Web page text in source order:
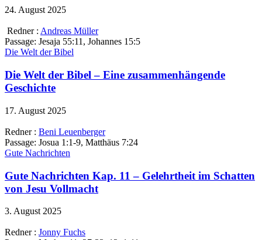
24. August 2025
Redner : Andreas Müller
Passage: Jesaja 55:11, Johannes 15:5
Die Welt der Bibel
Die Welt der Bibel – Eine zusammenhängende
Geschichte
17. August 2025
Redner : Beni Leuenberger
Passage: Josua 1:1-9, Matthäus 7:24
Gute Nachrichten
Gute Nachrichten Kap. 11 – Gelehrtheit im Schatten
von Jesu Vollmacht
3. August 2025
Redner : Jonny Fuchs